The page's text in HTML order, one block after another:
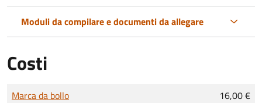
Moduli da compilare e documenti da allegare
Costi
Tipo di pagamento
Importo
Marca da bollo 16,00 €